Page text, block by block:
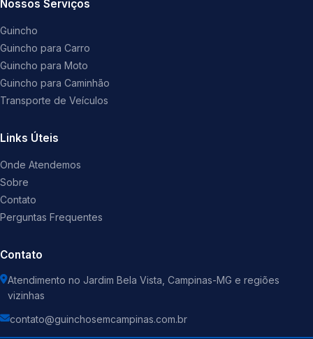
Nossos Serviços
Guincho
Guincho para Carro
Guincho para Moto
Guincho para Caminhão
Transporte de Veículos
Links Úteis
Onde Atendemos
Sobre
Contato
Perguntas Frequentes
Contato
Atendimento no Jardim Bela Vista, Campinas-MG e regiões
vizinhas
contato@guinchosemcampinas.com.br